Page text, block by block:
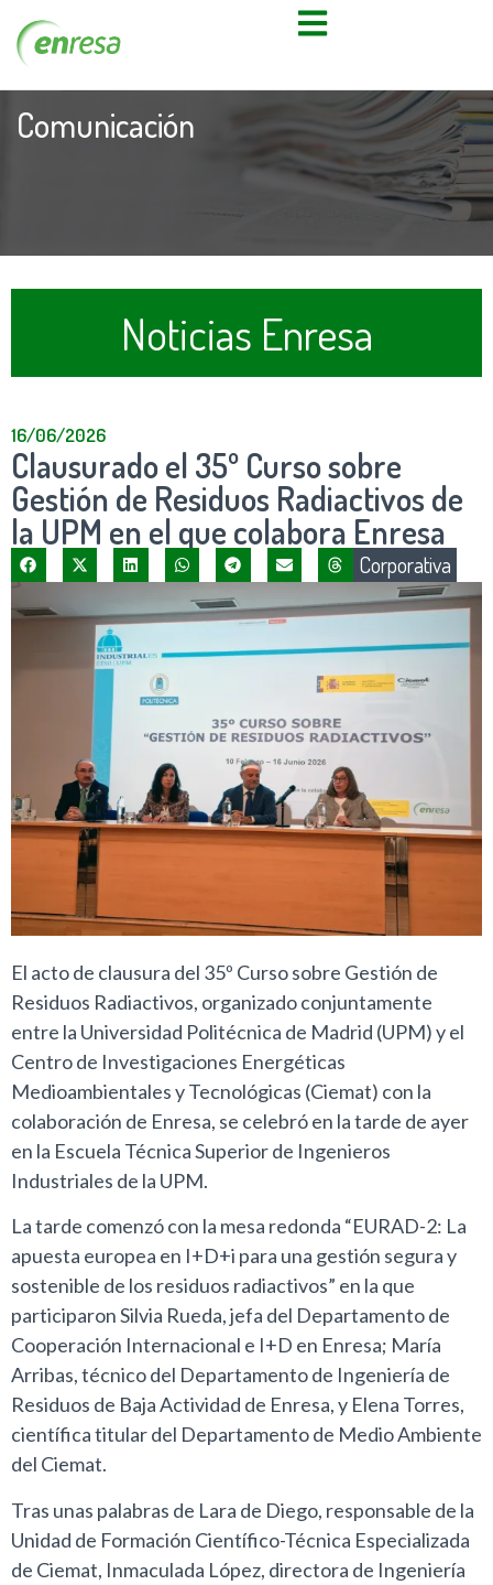
Comunicación
Noticias Enresa
16/06/2026
Clausurado el 35º Curso sobre
Gestión de Residuos Radiactivos de
la UPM en el que colabora Enresa
Corporativa
El acto de clausura del 35º Curso sobre Gestión de
Residuos Radiactivos, organizado conjuntamente
entre la Universidad Politécnica de Madrid (UPM) y el
Centro de Investigaciones Energéticas
Medioambientales y Tecnológicas (Ciemat) con la
colaboración de Enresa, se celebró en la tarde de ayer
en la Escuela Técnica Superior de Ingenieros
Industriales de la UPM.
La tarde comenzó con la mesa redonda “EURAD-2: La
apuesta europea en I+D+i para una gestión segura y
sostenible de los residuos radiactivos” en la que
participaron Silvia Rueda, jefa del Departamento de
Cooperación Internacional e I+D en Enresa; María
Arribas, técnico del Departamento de Ingeniería de
Residuos de Baja Actividad de Enresa, y Elena Torres,
científica titular del Departamento de Medio Ambiente
del Ciemat.
Tras unas palabras de Lara de Diego, responsable de la
Unidad de Formación Científico-Técnica Especializada
de Ciemat, Inmaculada López, directora de Ingeniería